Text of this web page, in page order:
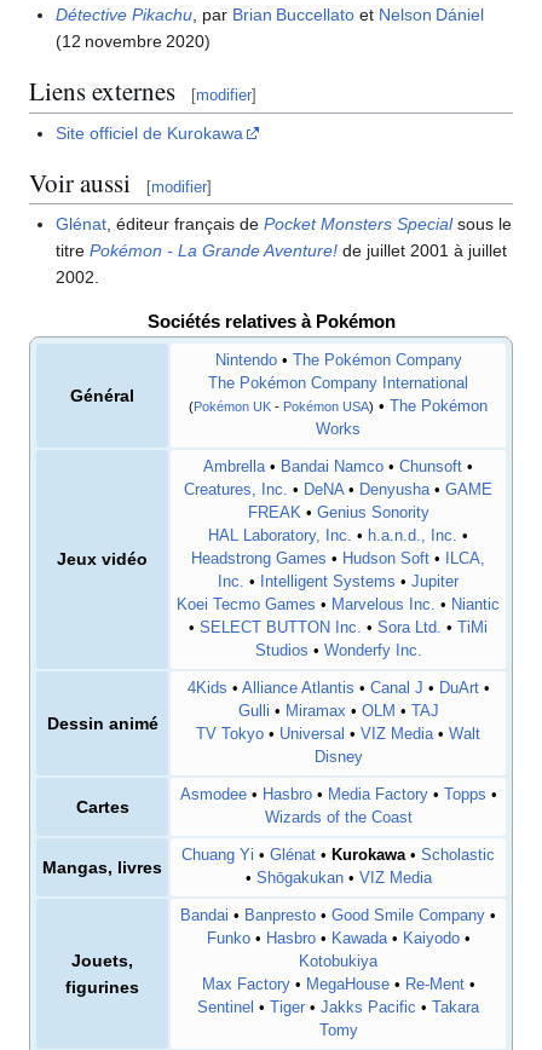
Détective Pikachu, par Brian Buccellato et Nelson Dániel
(12 novembre 2020)
Liens externes [modifier]
Site officiel de Kurokawa
Voir aussi [modifier]
Glénat, éditeur français dePocket Monsters Specialsous le
titrePokémon - La Grande Aventure! de juillet 2001 à juillet
2002.
Sociétés relatives à Pokémon
Général
Nintendo•
The Pokémon Company
The Pokémon Company International
(Pokémon UK - Pokémon USA) •
The Pokémon
Works
Jeux vidéo
Ambrella• Bandai Namco • Chunsoft •
Creatures, Inc. • DeNA• Denyusha• GAME
FREAK• Genius Sonority
HAL Laboratory, Inc. • h.a.n.d., Inc. •
Headstrong Games • Hudson Soft •
ILCA,
Inc. • Intelligent Systems • Jupiter
Koei Tecmo Games • Marvelous Inc. • Niantic
• SELECT BUTTON Inc. • Sora Ltd. •
TiMi
Studios • Wonderfy Inc.
Dessin animé
4Kids • Alliance Atlantis • Canal J • DuArt•
Gulli • Miramax • OLM •
TAJ
TV Tokyo • Universal • VIZ Media• Walt
Disney
Cartes
Asmodee• Hasbro• Media Factory• Topps •
Wizards of the Coast
Mangas, livres
Chuang Yi • Glénat • Kurokawa• Scholastic
• Shōgakukan• VIZ Media
Jouets,
figurines
Bandai • Banpresto • Good Smile Company •
Funko• Hasbro• Kawada• Kaiyodo•
Kotobukiya
Max Factory• MegaHouse• Re-Ment•
Sentinel • Tiger • Jakks Pacific •
Takara
Tomy